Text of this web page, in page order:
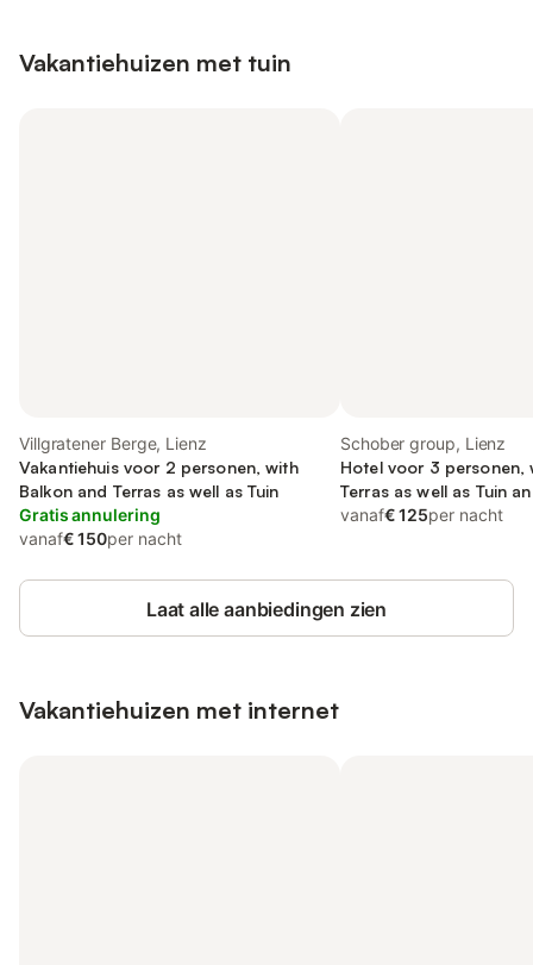
Vakantiehuizen met tuin
Villgratener Berge, Lienz
Vakantiehuis voor 2 personen, with
Balkon and Terras as well as Tuin
Gratis annulering
vanaf€ 150per nacht
Schober group, Lienz
Hotel voor 3 personen,
Terras as well as Tuin
vanaf€ 125per nacht
Laat alle aanbiedingen zien
Vakantiehuizen met internet